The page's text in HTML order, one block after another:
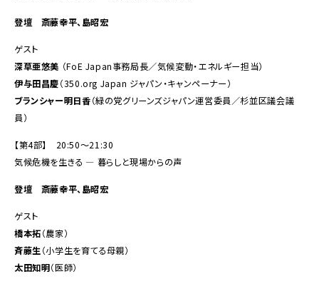
登壇 斎藤幸平、島昭宏
ゲスト
深草亜悠美 （FoE Japan事務局長／気候変動・エネルギー担当）
伊与田昌慶（350.org Japan ジャパン・キャンペーナー）
ブランシャー明日香（緑の党グリーンズジャパン運営委員／杉並区議会議
員）
【第4部】 20:50～21:30
気候危機を生きる ― 暮らしと現場からの声
登壇 斎藤幸平、島昭宏
ゲスト
橋本拓（農家）
斉藤生（小学生を育てる母親）
太田知明（医師）